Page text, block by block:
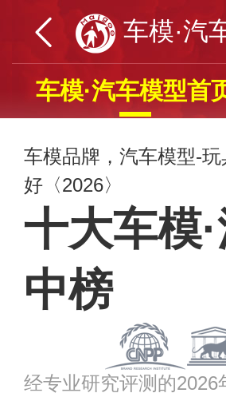
车模·汽
车模·汽车模型首
车模品牌，汽车模型-
好〈2026〉
十大车模
中榜
经专业研究评测的2026